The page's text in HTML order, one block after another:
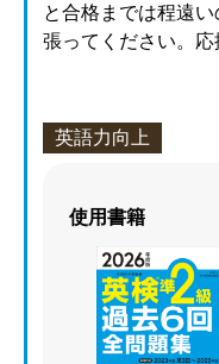
と合格までは程遠
張ってください。応
英語力向上
使用書籍